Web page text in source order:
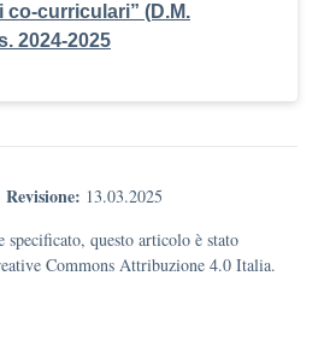
co-curriculari” (D.M.
2024-2025
Revisione: 13.03.2025
specificato, questo articolo è stato
Commons Attribuzione 4.0 Italia.